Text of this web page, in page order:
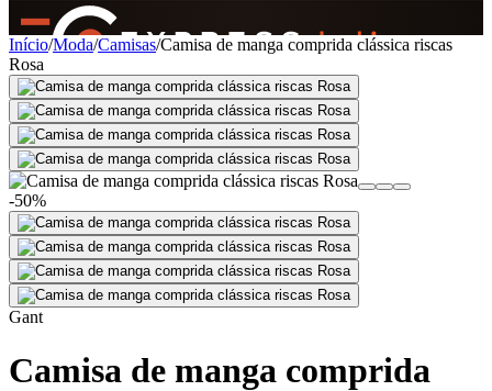
SINCE 2005
+de 36.000 reviews
Início/Moda/Camisas/Camisa de manga comprida clássica riscas
Rosa
-50%
Gant
Camisa de manga comprida